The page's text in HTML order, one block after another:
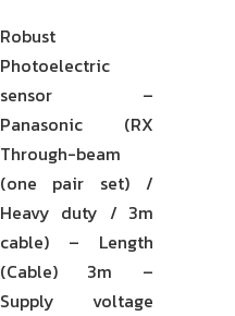
Robust
Photoelectric
sensor –
Panasonic (RX
Through-beam
(one pair set) /
Heavy duty / 3m
cable) – Length
(Cable) 3m –
Supply voltage